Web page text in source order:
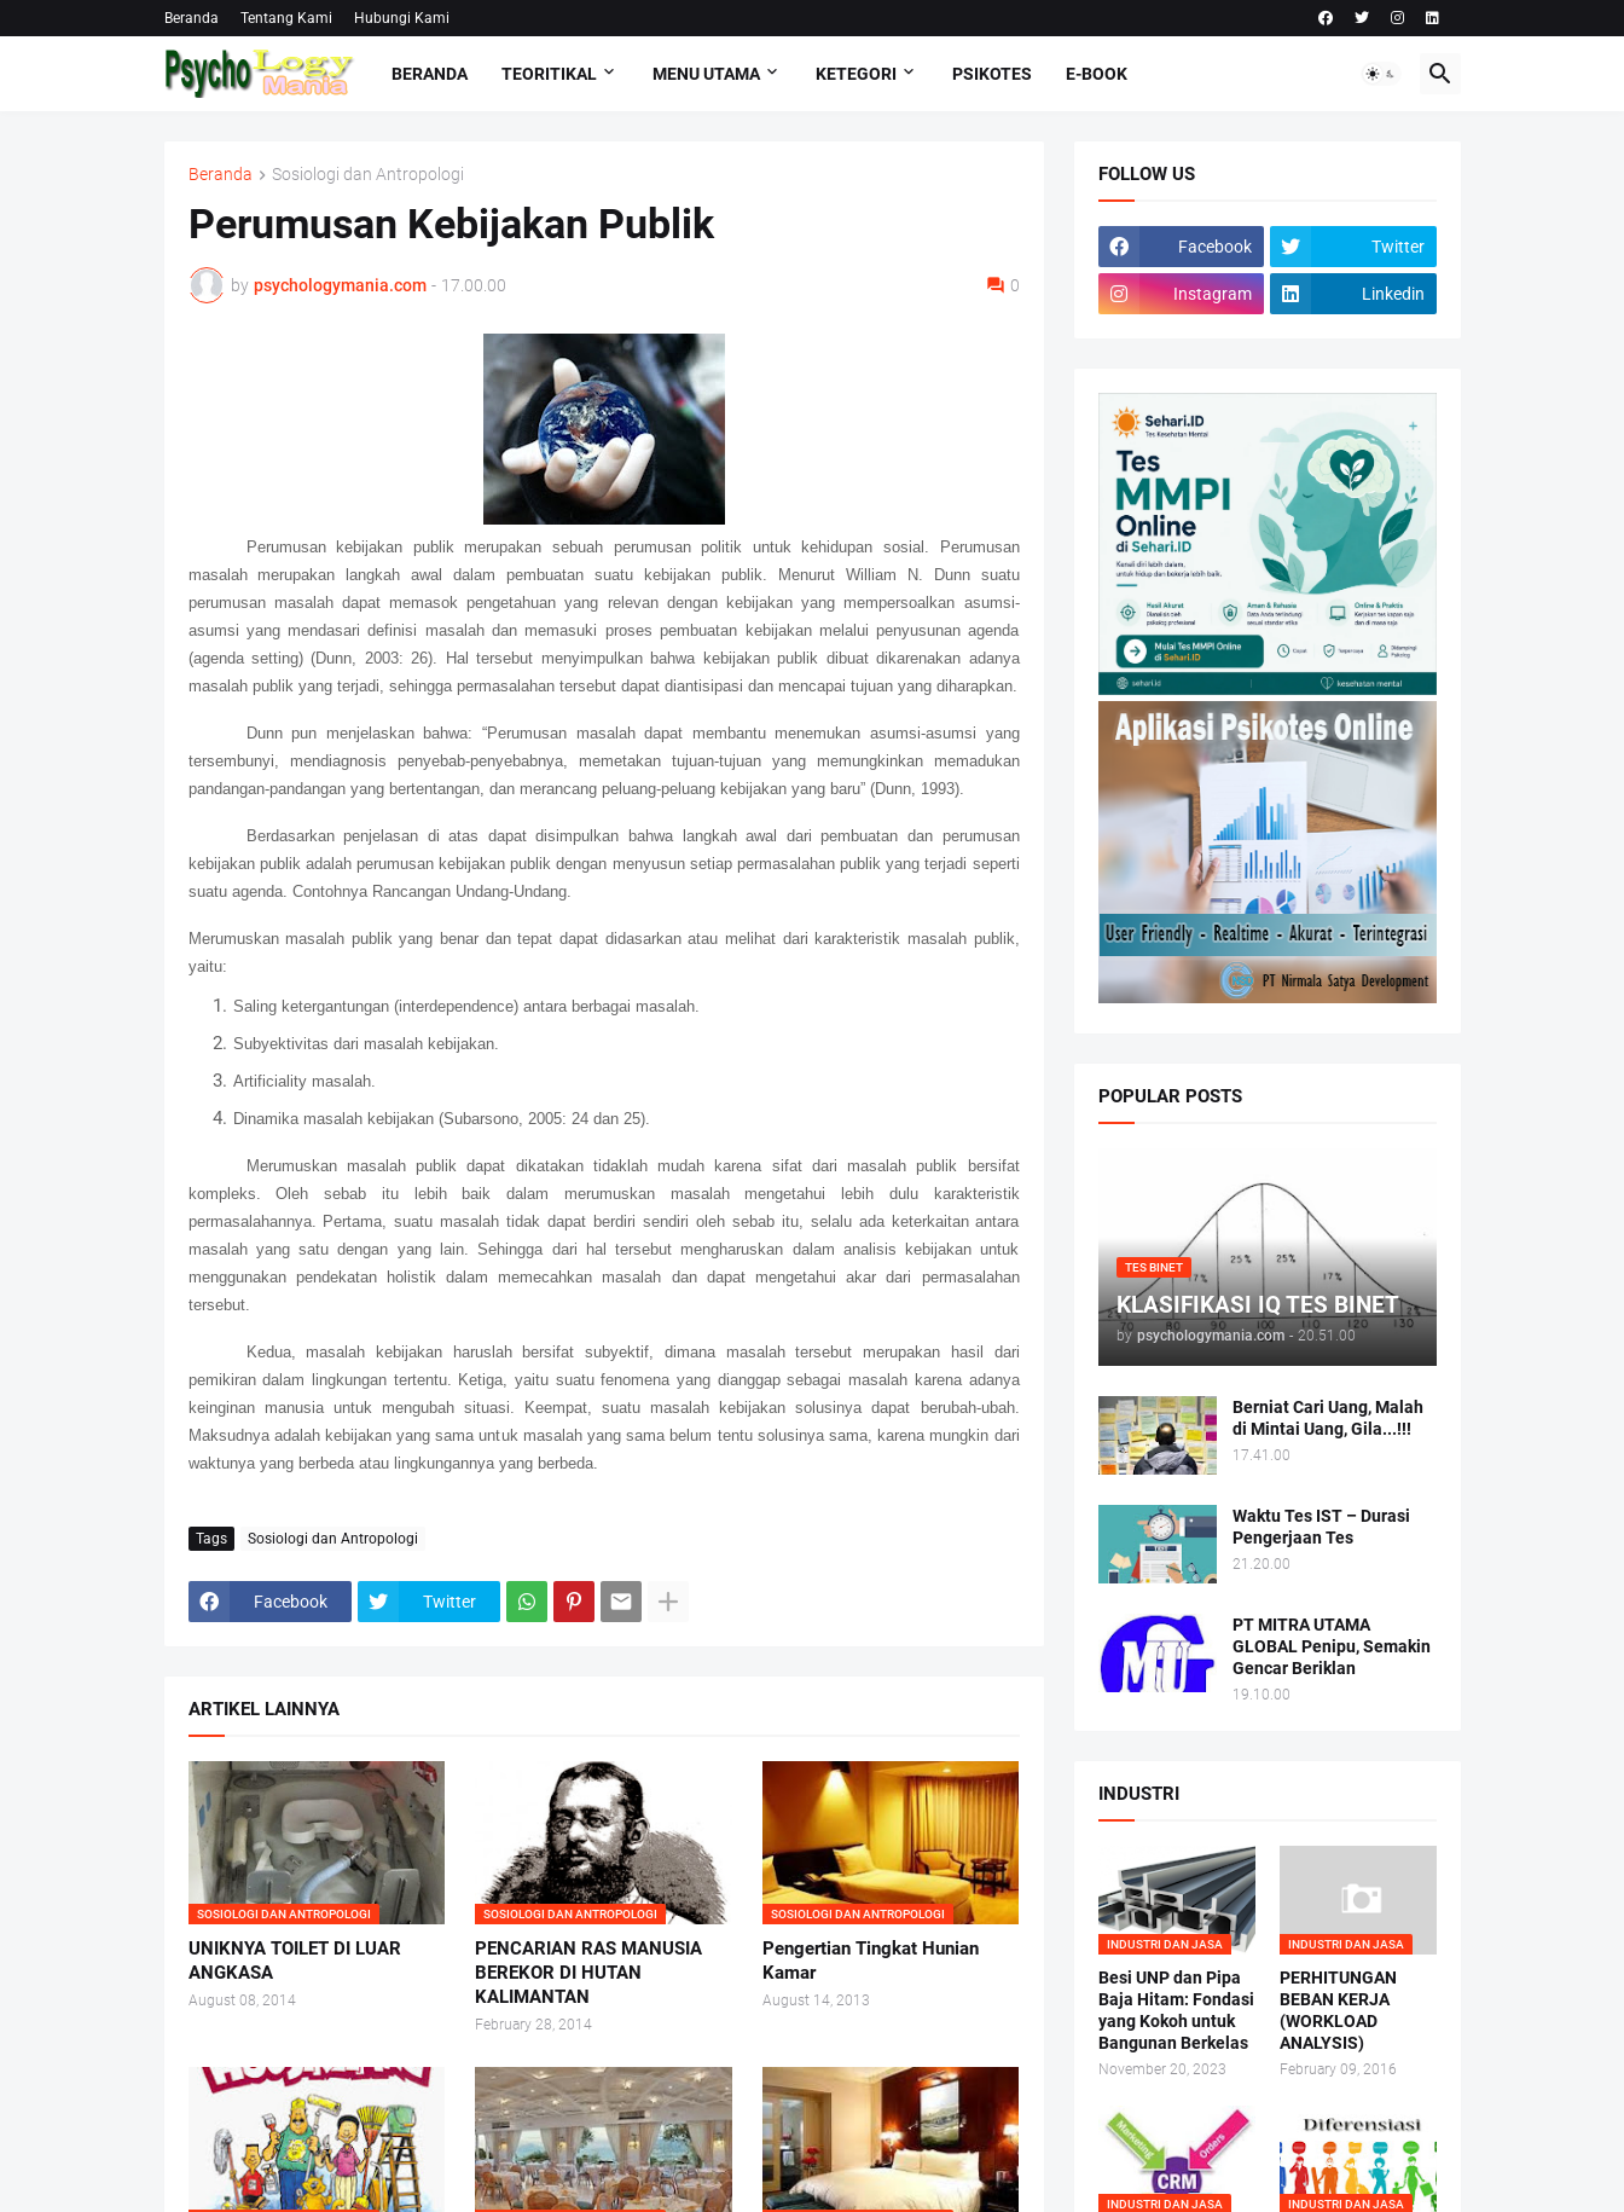
Beranda Tentang Kami Hubungi Kami
BERANDA TEORITIKAL MENU UTAMA KETEGORI PSIKOTES E-BOOK
Beranda Sosiologi dan Antropologi
Perumusan Kebijakan Publik
by psychologymania.com - 17.00.00 0
Perumusan kebijakan publik merupakan sebuah perumusan politik untuk kehidupan sosial. Perumusan
masalah merupakan langkah awal dalam pembuatan suatu kebijakan publik. Menurut William N. Dunn suatu
perumusan masalah dapat memasok pengetahuan yang relevan dengan kebijakan yang mempersoalkan asumsi-
asumsi yang mendasari definisi masalah dan memasuki proses pembuatan kebijakan melalui penyusunan agenda
(agenda setting) (Dunn, 2003: 26). Hal tersebut menyimpulkan bahwa kebijakan publik dibuat dikarenakan adanya
masalah publik yang terjadi, sehingga permasalahan tersebut dapat diantisipasi dan mencapai tujuan yang diharapkan.
Dunn pun menjelaskan bahwa: “Perumusan masalah dapat membantu menemukan asumsi-asumsi yang
tersembunyi, mendiagnosis penyebab-penyebabnya, memetakan tujuan-tujuan yang memungkinkan memadukan
pandangan-pandangan yang bertentangan, dan merancang peluang-peluang kebijakan yang baru” (Dunn, 1993).
Berdasarkan penjelasan di atas dapat disimpulkan bahwa langkah awal dari pembuatan dan perumusan
kebijakan publik adalah perumusan kebijakan publik dengan menyusun setiap permasalahan publik yang terjadi seperti
suatu agenda. Contohnya Rancangan Undang-Undang.
Merumuskan masalah publik yang benar dan tepat dapat didasarkan atau melihat dari karakteristik masalah publik,
yaitu:
Saling ketergantungan (interdependence) antara berbagai masalah.
Subyektivitas dari masalah kebijakan.
Artificiality masalah.
Dinamika masalah kebijakan (Subarsono, 2005: 24 dan 25).
Merumuskan masalah publik dapat dikatakan tidaklah mudah karena sifat dari masalah publik bersifat
kompleks. Oleh sebab itu lebih baik dalam merumuskan masalah mengetahui lebih dulu karakteristik
permasalahannya. Pertama, suatu masalah tidak dapat berdiri sendiri oleh sebab itu, selalu ada keterkaitan antara
masalah yang satu dengan yang lain. Sehingga dari hal tersebut mengharuskan dalam analisis kebijakan untuk
menggunakan pendekatan holistik dalam memecahkan masalah dan dapat mengetahui akar dari permasalahan
tersebut.
Kedua, masalah kebijakan haruslah bersifat subyektif, dimana masalah tersebut merupakan hasil dari
pemikiran dalam lingkungan tertentu. Ketiga, yaitu suatu fenomena yang dianggap sebagai masalah karena adanya
keinginan manusia untuk mengubah situasi. Keempat, suatu masalah kebijakan solusinya dapat berubah-ubah.
Maksudnya adalah kebijakan yang sama untuk masalah yang sama belum tentu solusinya sama, karena mungkin dari
waktunya yang berbeda atau lingkungannya yang berbeda.
Tags Sosiologi dan Antropologi
Facebook Twitter
ARTIKEL LAINNYA
SOSIOLOGI DAN ANTROPOLOGI
UNIKNYA TOILET DI LUAR
ANGKASA
August 08, 2014
SOSIOLOGI DAN ANTROPOLOGI
PENCARIAN RAS MANUSIA
BEREKOR DI HUTAN
KALIMANTAN
February 28, 2014
SOSIOLOGI DAN ANTROPOLOGI
Pengertian Tingkat Hunian
Kamar
August 14, 2013
FOLLOW US
Facebook Twitter
Instagram Linkedin
POPULAR POSTS
TES BINET
KLASIFIKASI IQ TES BINET
by psychologymania.com - 20.51.00
Berniat Cari Uang, Malah
di Mintai Uang, Gila...!!!
17.41.00
Waktu Tes IST – Durasi
Pengerjaan Tes
21.20.00
PT MITRA UTAMA
GLOBAL Penipu, Semakin
Gencar Beriklan
19.10.00
INDUSTRI
INDUSTRI DAN JASA
Besi UNP dan Pipa
Baja Hitam: Fondasi
yang Kokoh untuk
Bangunan Berkelas
November 20, 2023
INDUSTRI DAN JASA
PERHITUNGAN
BEBAN KERJA
(WORKLOAD
ANALYSIS)
February 09, 2016
INDUSTRI DAN JASA INDUSTRI DAN JASA